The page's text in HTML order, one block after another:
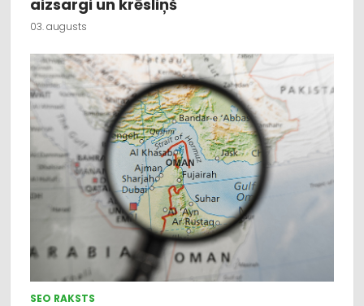
aizsargi un krēsliņš
03. augusts
SEO RAKSTS